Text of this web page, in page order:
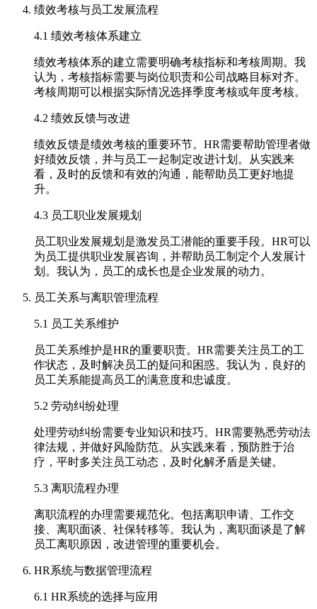
绩效考核与员工发展流程
4.1 绩效考核体系建立
绩效考核体系的建立需要明确考核指标和考核周期。我
认为，考核指标需要与岗位职责和公司战略目标对齐。
考核周期可以根据实际情况选择季度考核或年度考核。
4.2 绩效反馈与改进
绩效反馈是绩效考核的重要环节。HR需要帮助管理者做
好绩效反馈，并与员工一起制定改进计划。从实践来
看，及时的反馈和有效的沟通，能帮助员工更好地提
升。
4.3 员工职业发展规划
员工职业发展规划是激发员工潜能的重要手段。HR可以
为员工提供职业发展咨询，并帮助员工制定个人发展计
划。我认为，员工的成长也是企业发展的动力。
员工关系与离职管理流程
5.1 员工关系维护
员工关系维护是HR的重要职责。HR需要关注员工的工
作状态，及时解决员工的疑问和困惑。我认为，良好的
员工关系能提高员工的满意度和忠诚度。
5.2 劳动纠纷处理
处理劳动纠纷需要专业知识和技巧。HR需要熟悉劳动法
律法规，并做好风险防范。从实践来看，预防胜于治
疗，平时多关注员工动态，及时化解矛盾是关键。
5.3 离职流程办理
离职流程的办理需要规范化。包括离职申请、工作交
接、离职面谈、社保转移等。我认为，离职面谈是了解
员工离职原因，改进管理的重要机会。
HR系统与数据管理流程
6.1 HR系统的选择与应用